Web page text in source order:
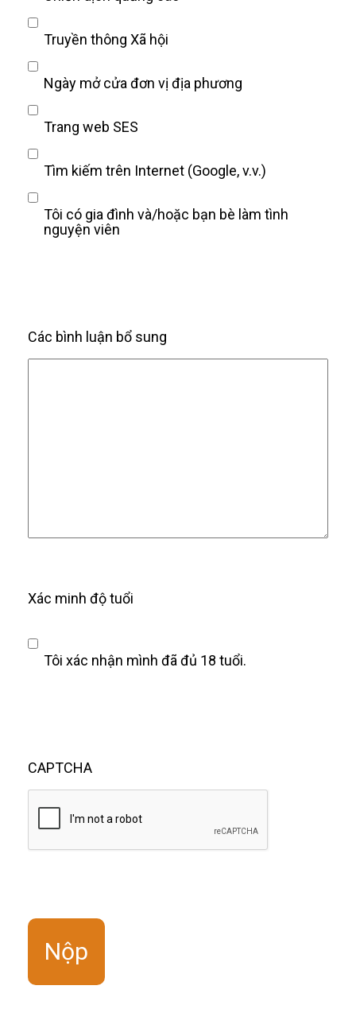
Truyền thông Xã hội
Ngày mở cửa đơn vị địa phương
Trang web SES
Tìm kiếm trên Internet (Google, v.v.)
Tôi có gia đình và/hoặc bạn bè làm tình
nguyện viên
Các bình luận bổ sung
Xác minh độ tuổi
Tôi xác nhận mình đã đủ 18 tuổi.
CAPTCHA